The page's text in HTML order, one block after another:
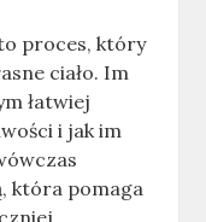
proces, który
ciało. Im
łatwiej
i jak im
która pomaga